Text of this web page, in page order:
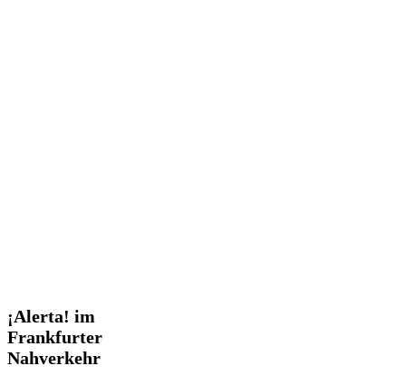
¡Alerta!
im
Frankfurter
Nahverkehr
¡Alerta! im
Frankfurter
Nahverkehr